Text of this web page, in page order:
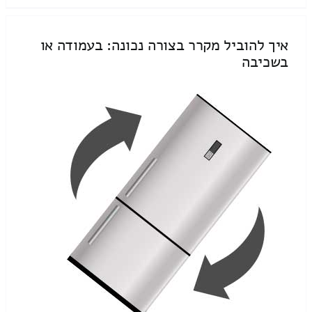
איך להוביל מקרר בצורה נכונה: בעמודה או
בשכיבה